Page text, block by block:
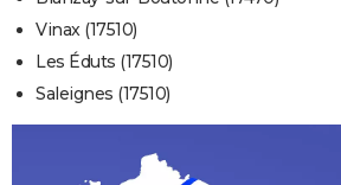
Vinax (17510)
Les Éduts (17510)
Saleignes (17510)